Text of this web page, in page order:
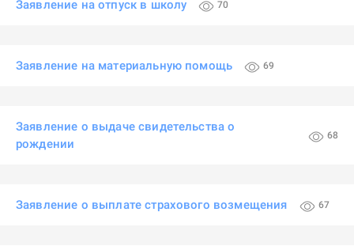
Заявление на отпуск в школу 70
Заявление на материальную помощь 69
Заявление о выдаче свидетельства о
рождении
68
Заявление о выплате страхового возмещения 67